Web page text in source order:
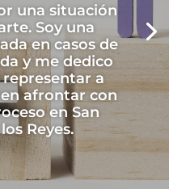
una situación
Soy una
en casos de
y me dedico
a
afrontar con
en San
Reyes.